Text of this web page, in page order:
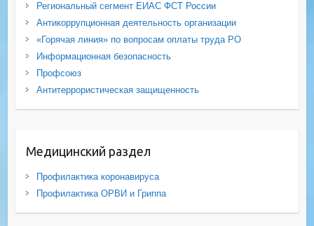
Региональный сегмент ЕИАС ФСТ России
Антикоррупционная деятельность организации
«Горячая линия» по вопросам оплаты труда РО
Информационная безопасность
Профсоюз
Антитеррористическая защищенность
Медицинский раздел
Профилактика коронавируса
Профилактика ОРВИ и Гриппа